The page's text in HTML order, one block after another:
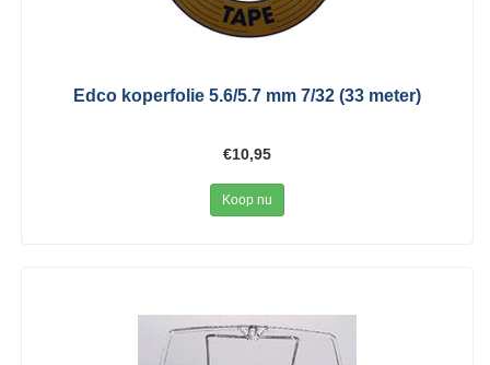
Edco koperfolie 5.6/5.7 mm 7/32 (33 meter)
€10,95
Koop nu